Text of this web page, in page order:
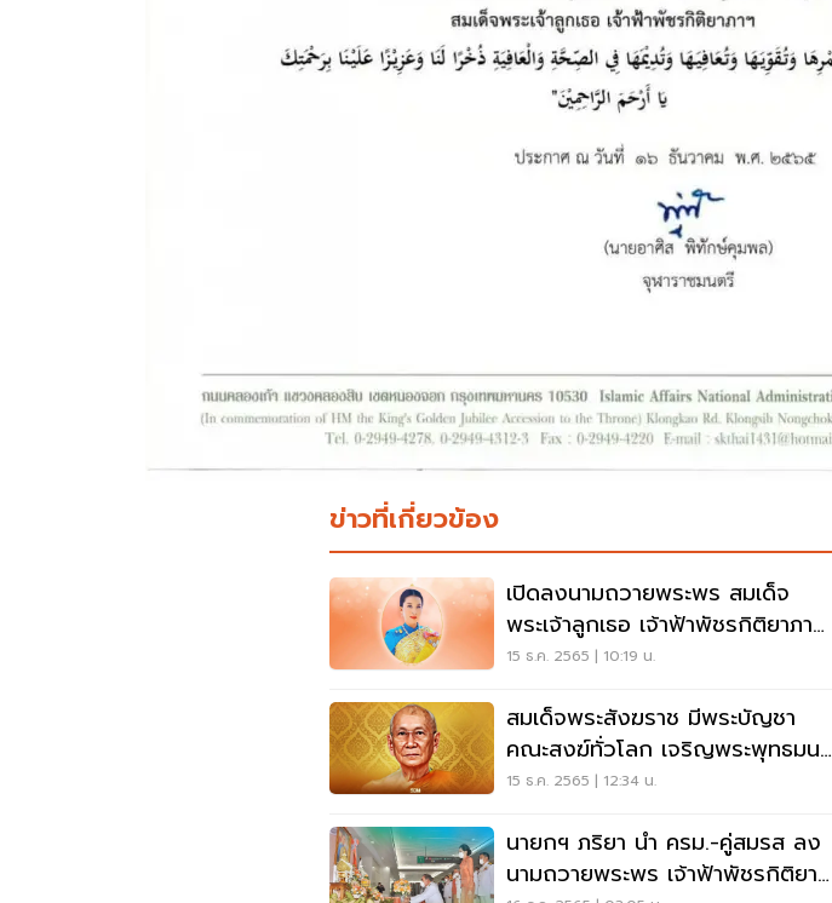
ข่าวที่เกี่ยวข้อง
เปิดลงนามถวายพระพร สมเด็จ
พระเจ้าลูกเธอ เจ้าฟ้าพัชรกิติยาภา
รพ.จุฬาฯ
15 ธ.ค. 2565 | 10:19 น.
สมเด็จพระสังฆราช มีพระบัญชา
คณะสงฆ์ทั่วโลก เจริญพระพุทธมนต์
ถวาย “เจ้าฟ้าพัชรกิติยาภา”
15 ธ.ค. 2565 | 12:34 น.
นายกฯ ภริยา นำ ครม.-คู่สมรส ลง
นามถวายพระพร เจ้าฟ้าพัชรกิติยา